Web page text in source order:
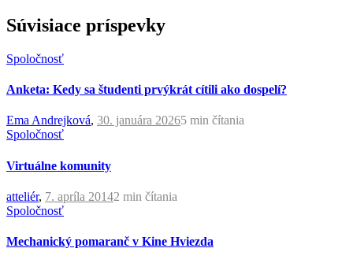
Súvisiace príspevky
Spoločnosť
Anketa: Kedy sa študenti prvýkrát cítili ako dospelí?
Ema Andrejková, 30. januára 20265 min čítania
Spoločnosť
Virtuálne komunity
atteliér, 7. apríla 20142 min čítania
Spoločnosť
Mechanický pomaranč v Kine Hviezda